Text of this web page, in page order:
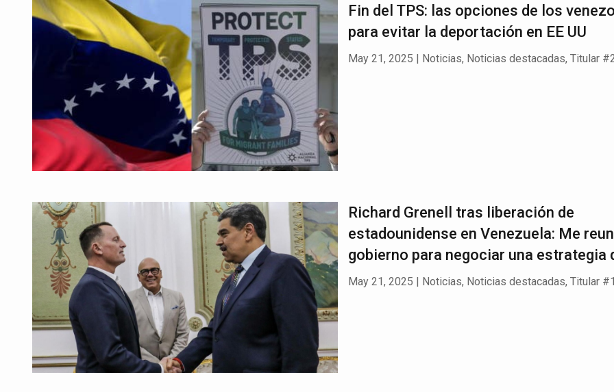
Fin del TPS: las opciones de los
para evitar la deportación en EE UU
May 21, 2025 | Noticias, Noticias destacadas, Titular
Richard Grenell tras liberación de
estadounidense en Venezuela: Me
gobierno para negociar una estrategia
May 21, 2025 | Noticias, Noticias destacadas, Titular #1